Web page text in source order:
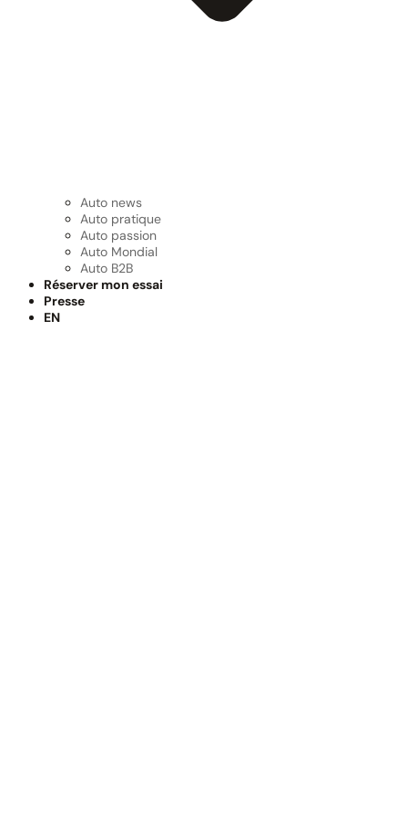
Auto news
Auto pratique
Auto passion
Auto Mondial
Auto B2B
Réserver mon essai
Presse
EN